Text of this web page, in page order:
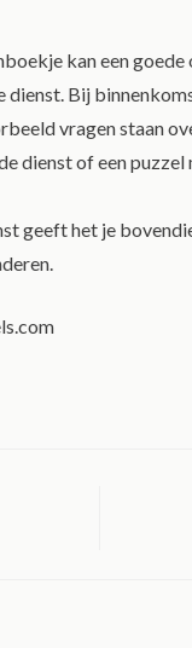
kan een
Bij
vragen staan
dienst of een
geeft het je